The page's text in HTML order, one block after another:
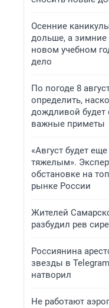
Осенние
дольше, а зимние
новом учебном
дело
По погоде 8
определить,
дождливой будет
важные приметы
«Август будет
тяжелым».
обстановке на
рынке России
Жителей
разбудил рев
Россиянина
звезды в
натворил
Не работают